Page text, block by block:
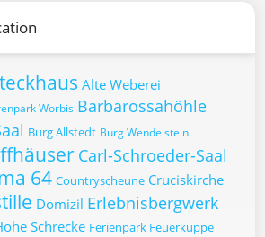
Alte Weberei
Worbis Barbarossahöhle
Burg Allstedt Burg Wendelstein
Carl-Schroeder-Saal
64 Countryscheune Cruciskirche
Domizil Erlebnisbergwerk
Schrecke Ferienpark Feuerkuppe